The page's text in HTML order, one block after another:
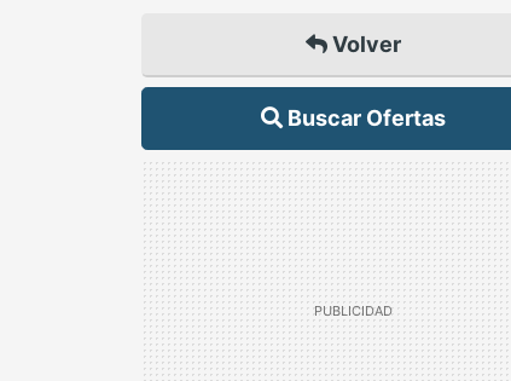
Volver
Buscar Ofertas